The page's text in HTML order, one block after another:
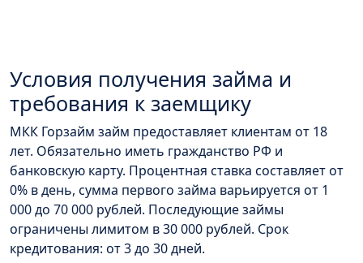
Условия получения займа и
требования к заемщику
МКК Горзайм займ предоставляет клиентам от 18
лет. Обязательно иметь гражданство РФ и
банковскую карту. Процентная ставка составляет от
0% в день, сумма первого займа варьируется от 1
000 до 70 000 рублей. Последующие займы
ограничены лимитом в 30 000 рублей. Срок
кредитования: от 3 до 30 дней.